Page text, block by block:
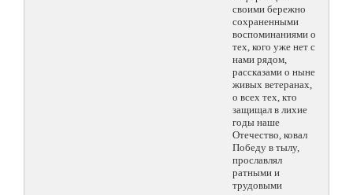
своими бережно
сохраненными
воспоминаниями о
тех, кого уже нет с
нами рядом,
рассказами о ныне
живых ветеранах,
о всех тех, кто
защищал в лихие
годы наше
Отечество, ковал
Победу в тылу,
прославлял
ратными и
трудовыми